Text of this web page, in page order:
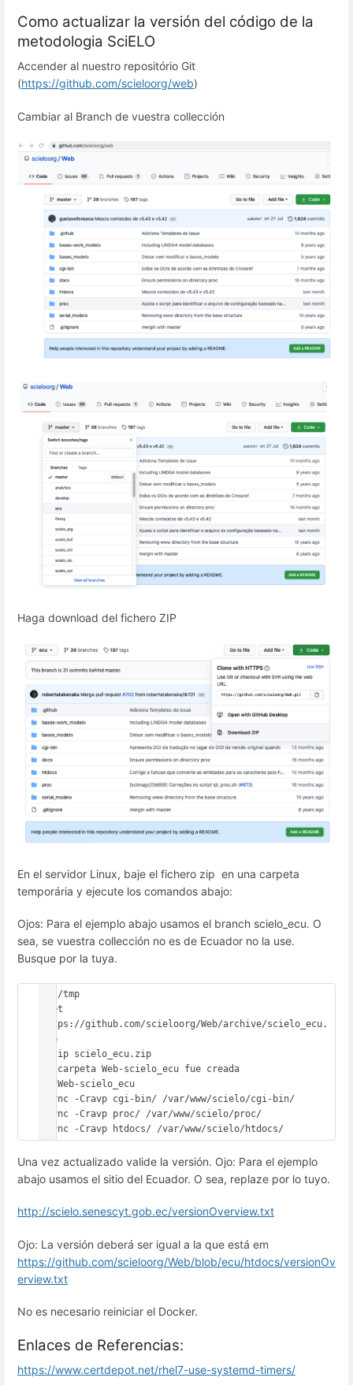
Como actualizar la versión del código de la
metodologia SciELO
Accender al nuestro repositório Git
(https://github.com/scieloorg/web)
Cambiar al Branch de vuestra collección
Haga download del fichero ZIP
En el servidor Linux, baje el fichero zip en una carpeta
temporária y ejecute los comandos abajo:
Ojos: Para el ejemplo abajo usamos el branch scielo_ecu. O
sea, se vuestra collección no es de Ecuador no la use.
Busque por la tuya.
cd /tmp
wget
https://github.com/scieloorg/Web/archive/scielo_ecu.
zip
unzip scielo_ecu.zip
La carpeta Web-scielo_ecu fue creada
cd Web-scielo_ecu
rsync -Cravp cgi-bin/ /var/www/scielo/cgi-bin/
rsync -Cravp proc/ /var/www/scielo/proc/
rsync -Cravp htdocs/ /var/www/scielo/htdocs/
Una vez actualizado valide la versión. Ojo: Para el ejemplo
abajo usamos el sitio del Ecuador. O sea, replaze por lo tuyo.
http://scielo.senescyt.gob.ec/versionOverview.txt
Ojo: La versión deberá ser igual a la que está em
https://github.com/scieloorg/Web/blob/ecu/htdocs/versionOv
erview.txt
No es necesario reiniciar el Docker.
Enlaces de Referencias:
https://www.certdepot.net/rhel7-use-systemd-timers/